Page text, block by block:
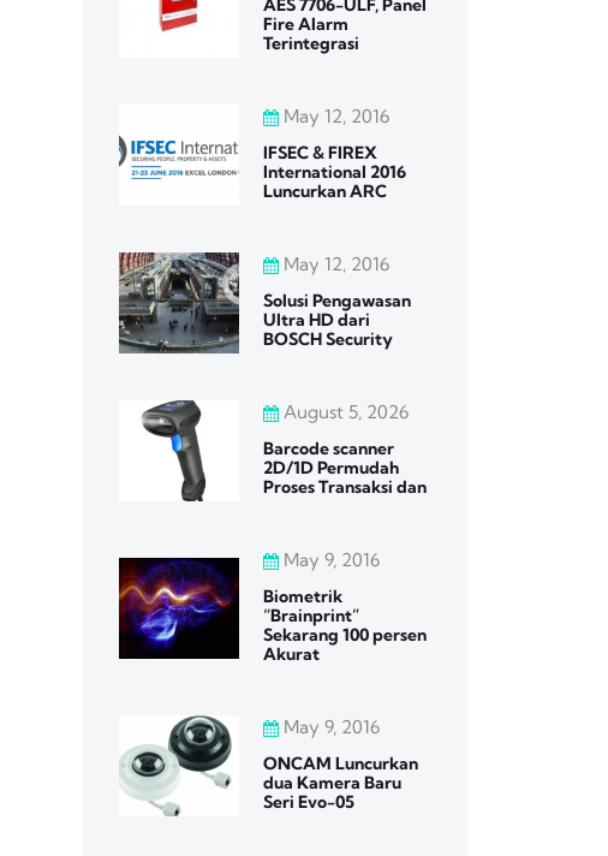
AES 7706-ULF, Panel
Fire Alarm
Terintegrasi
May 12, 2016
IFSEC & FIREX
International 2016
Luncurkan ARC
May 12, 2016
Solusi Pengawasan
Ultra HD dari
BOSCH Security
August 5, 2026
Barcode scanner
2D/1D Permudah
Proses Transaksi dan
May 9, 2016
Biometrik
“Brainprint”
Sekarang 100 persen
Akurat
May 9, 2016
ONCAM Luncurkan
dua Kamera Baru
Seri Evo-05